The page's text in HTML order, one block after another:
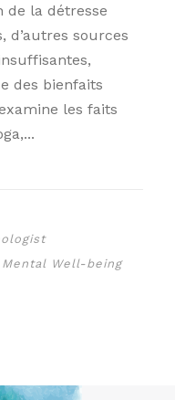
de la détresse
d’autres sources
des bienfaits
les faits
Well-being